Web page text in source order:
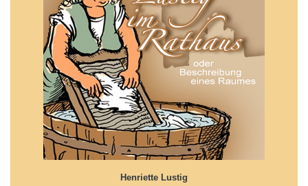
Henriette Lustig
Henriette Lustig
Waschfrau 'Mutter Lustig' aus Köpenick